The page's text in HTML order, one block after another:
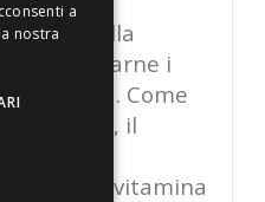
alla
a regolarne i
l'efficacia. Come
, il
da
di vitamina
a
nostra